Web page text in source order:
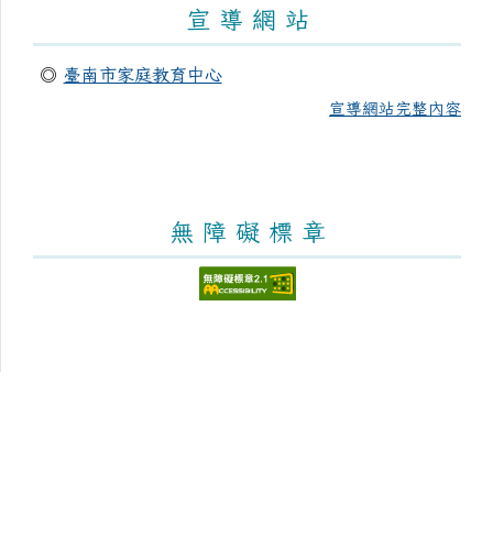
宣 導 網 站
◎ 臺南市家庭教育中心
宣導網站完整內容
無 障 礙 標 章